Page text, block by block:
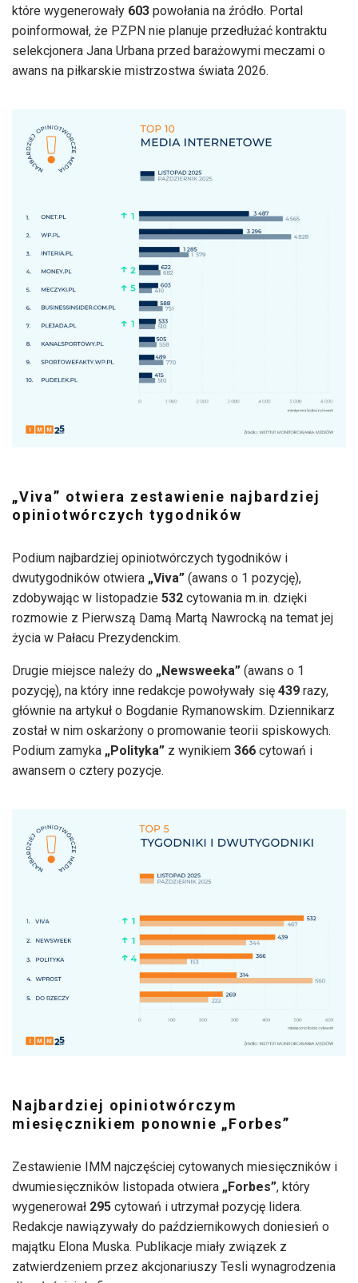
które wygenerowały 603 powołania na źródło. Portal
poinformował, że PZPN nie planuje przedłużać kontraktu
selekcjonera Jana Urbana przed barażowymi meczami o
awans na piłkarskie mistrzostwa świata 2026.
„Viva” otwiera zestawienie najbardziej
opiniotwórczych tygodników
Podium najbardziej opiniotwórczych tygodników i
dwutygodników otwiera „Viva” (awans o 1 pozycję),
zdobywając w listopadzie 532 cytowania m.in. dzięki
rozmowie z Pierwszą Damą Martą Nawrocką na temat jej
życia w Pałacu Prezydenckim.
Drugie miejsce należy do „Newsweeka” (awans o 1
pozycję), na który inne redakcje powoływały się 439 razy,
głównie na artykuł o Bogdanie Rymanowskim. Dziennikarz
został w nim oskarżony o promowanie teorii spiskowych.
Podium zamyka „Polityka” z wynikiem 366 cytowań i
awansem o cztery pozycje.
Najbardziej opiniotwórczym
miesięcznikiem ponownie „Forbes”
Zestawienie IMM najczęściej cytowanych miesięczników i
dwumiesięczników listopada otwiera „Forbes”, który
wygenerował 295 cytowań i utrzymał pozycję lidera.
Redakcje nawiązywały do październikowych doniesień o
majątku Elona Muska. Publikacje miały związek z
zatwierdzeniem przez akcjonariuszy Tesli wynagrodzenia